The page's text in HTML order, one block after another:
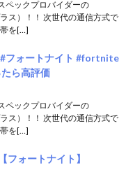
ペックプロバイダーの
ス）！！ 次世代の通信方式で
を[…]
#フォートナイト #fortnite
ら高評価
ペックプロバイダーの
ス）！！ 次世代の通信方式で
を[…]
フォートナイト】